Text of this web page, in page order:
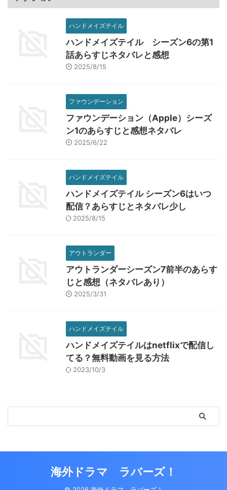
ハンドメイズテイル
ハンドメイズテイル シーズン6の第1
話あらすじネタバレと感想
2025/8/15
ファウンデーション
ファウンデーション（Apple）シーズ
ン1のあらすじと感想ネタバレ
2025/6/22
ハンドメイズテイル
ハンドメイズテイル シーズン6はいつ
配信？あらすじとネタバレ少し
2025/8/15
アウトランダー
アウトランダーシーズン7前半のあらす
じと感想（ネタバレあり）
2025/3/31
ハンドメイズテイル
ハンドメイズテイルはnetflixで配信し
てる？無料動画を見る方法
2023/10/3
海外ドラマ ラバーズ！